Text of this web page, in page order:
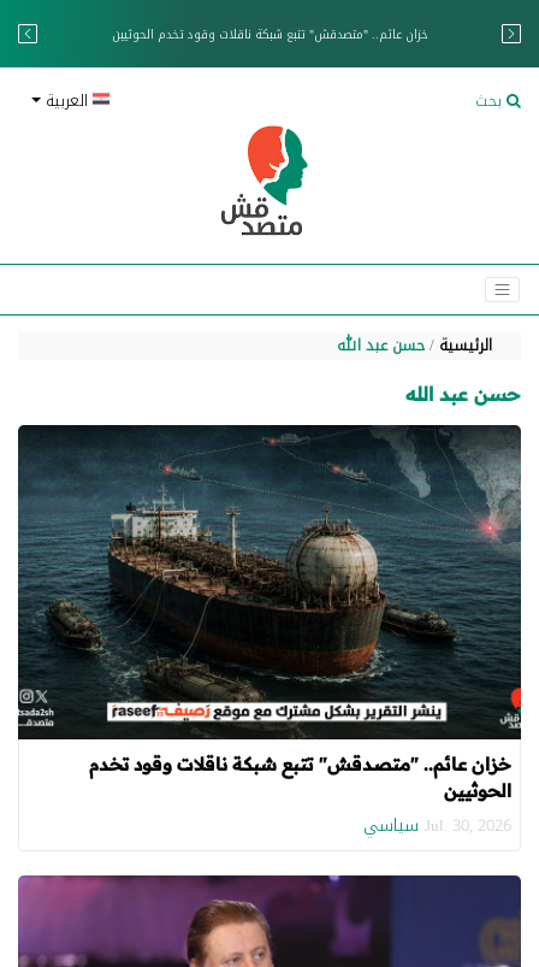
خزان عائم.. "متصدقش" تتبع شبكة ناقلات وقود تخدم الحوثيين
بحث العربية
الرئيسية حسن عبد الله
حسن عبد الله
خزان عائم.. "متصدقش" تتبع شبكة ناقلات وقود تخدم
الحوثيين
Jul. 30, 2026 سياسي